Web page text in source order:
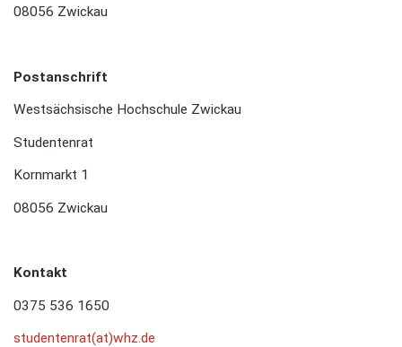
08056 Zwickau
Postanschrift
Westsächsische Hochschule Zwickau
Studentenrat
Kornmarkt 1
08056 Zwickau
Kontakt
0375 536 1650
studentenrat(at)whz.de